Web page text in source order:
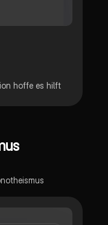
hoffe es hilft